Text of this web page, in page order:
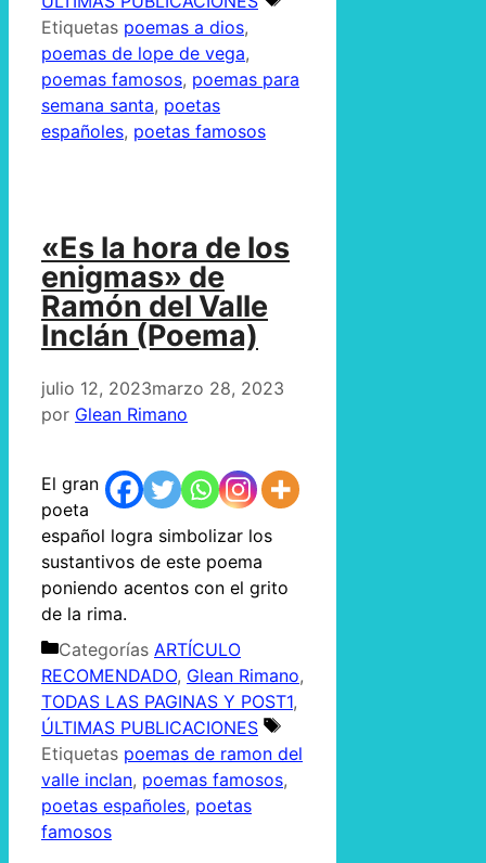
Etiquetas poemas a dios,
poemas de lope de vega,
poemas famosos, poemas para
semana santa, poetas
españoles, poetas famosos
«Es la hora de los
enigmas» de
Ramón del Valle
Inclán (Poema)
julio 12, 2023marzo 28, 2023
por Glean Rimano
El gran
poeta
español logra simbolizar los
sustantivos de este poema
poniendo acentos con el grito
de la rima.
Categorías ARTÍCULO
RECOMENDADO, Glean Rimano,
TODAS LAS PAGINAS Y POST1,
ÚLTIMAS PUBLICACIONES
Etiquetas poemas de ramon del
valle inclan, poemas famosos,
poetas españoles, poetas
famosos